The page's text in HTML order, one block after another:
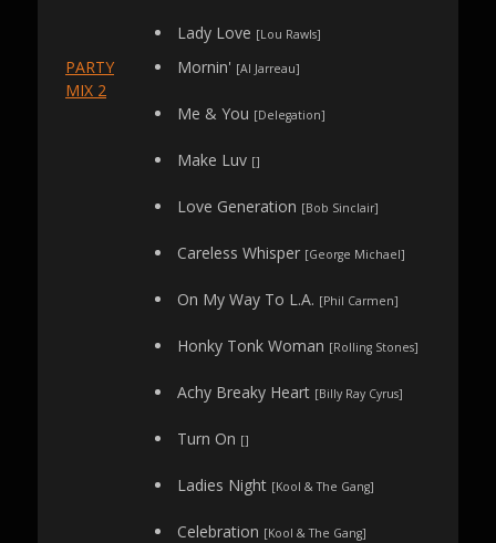
Lady Love [Lou Rawls]
PARTY
MIX 2
Mornin' [Al Jarreau]
Me & You [Delegation]
Make Luv []
Love Generation [Bob Sinclair]
Careless Whisper [George Michael]
On My Way To L.A. [Phil Carmen]
Honky Tonk Woman [Rolling Stones]
Achy Breaky Heart [Billy Ray Cyrus]
Turn On []
Ladies Night [Kool & The Gang]
Celebration [Kool & The Gang]